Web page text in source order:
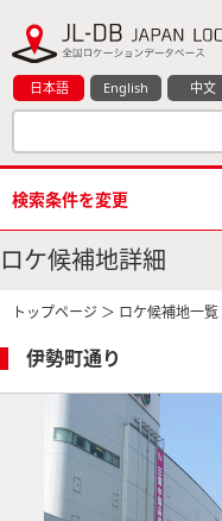
日本語 English 中文
検索条件を変更
ロケ候補地詳細
トップページ ＞ ロケ候補地一覧
伊勢町通り